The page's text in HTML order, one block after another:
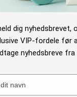
dig nyhedsbrevet,
VIP-fordele før
nyhedsbreve